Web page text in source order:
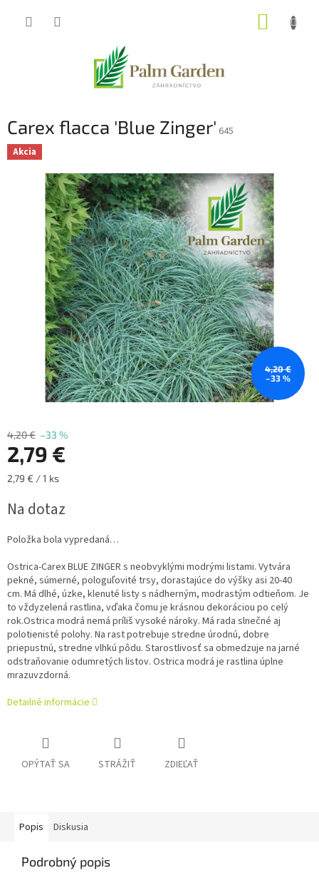
Carex flacca 'Blue Zinger' 645
Akcia
4,20 €
–33 %
4,20 € –33 %
2,79 €
Jednotková
2,79 € / 1 ks
Na dotaz
Položka bola vypredaná…
Ostrica-Carex BLUE ZINGER s neobvyklými modrými listami. Vytvára
pekné, súmerné, pologuľovité trsy, dorastajúce do výšky asi 20-40
cm. Má dlhé, úzke, klenuté listy s nádherným, modrastým odtieňom. Je
to vždyzelená rastlina, vďaka čomu je krásnou dekoráciou po celý
rok.Ostrica modrá nemá príliš vysoké nároky. Má rada slnečné aj
polotienisté polohy. Na rast potrebuje stredne úrodnú, dobre
priepustnú, stredne vlhkú pôdu. Starostlivosť sa obmedzuje na jarné
odstraňovanie odumretých listov. Ostrica modrá je rastlina úplne
mrazuvzdorná.
Detailné informácie
OPÝTAŤ SA STRÁŽIŤ ZDIEĽAŤ
Popis Diskusia
Podrobný popis